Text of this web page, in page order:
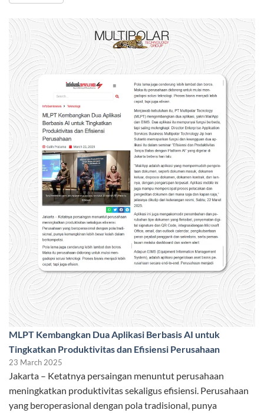
MLPT Kembangkan Dua Aplikasi Berbasis AI untuk
Tingkatkan Produktivitas dan Efisiensi Perusahaan
23 March 2025
Jakarta – Ketatnya persaingan menuntut perusahaan
meningkatkan produktivitas sekaligus efisiensi. Perusahaan
yang beroperasional dengan pola tradisional, punya